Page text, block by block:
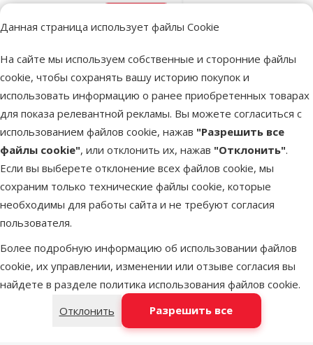
Данная страница использует файлы Cookie
На сайте мы используем собственные и сторонние файлы
cookie, чтобы сохранять вашу историю покупок и
использовать информацию о ранее приобретенных товарах
для показа релевантной рекламы. Вы можете согласиться с
использованием файлов cookie, нажав "Разрешить все
файлы cookie", или отклонить их, нажав "Отклонить".
Если вы выберете отклонение всех файлов cookie, мы
сохраним только технические файлы cookie, которые
необходимы для работы сайта и не требуют согласия
пользователя.
Более подробную информацию об использовании файлов
cookie, их управлении, изменении или отзыве согласия вы
найдете в разделе политика использования файлов cookie.
Отклонить
Разрешить все
В корзину
кормушка для
рыб для
Оценка 0%
Цена
39,99 €
В наличии
доставка
В корзину